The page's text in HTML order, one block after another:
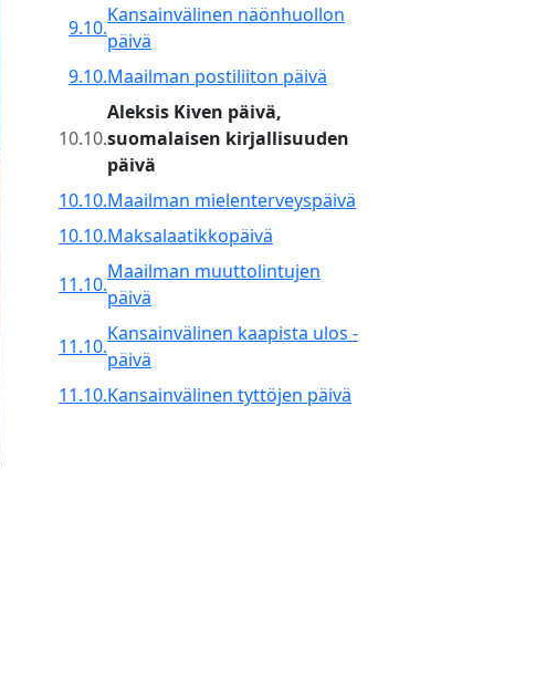
9.10.
Kansainvälinen näönhuollon
päivä
9.10.Maailman postiliiton päivä
10.10.
Aleksis Kiven päivä,
suomalaisen kirjallisuuden
päivä
10.10.Maailman mielenterveyspäivä
10.10.Maksalaatikkopäivä
11.10.
Maailman muuttolintujen
päivä
11.10.
Kansainvälinen kaapista ulos -
päivä
11.10.Kansainvälinen tyttöjen päivä